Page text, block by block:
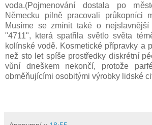
voda.(Pojmenování dostala po
Německu pilně pracovali průkopníci
Musíme se zmínit také o nejslavnější
"4711", která spatřila světlo světa
kolínské vodě. Kosmetické přípravky a
než sto let spíše prostředky diskrétní
vůní dneškem nekončí, protože
obměňujícími osobitými výrobky lidské